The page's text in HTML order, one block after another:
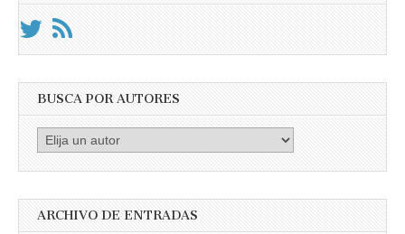
BUSCA POR AUTORES
Busca
ARCHIVO DE ENTRADAS